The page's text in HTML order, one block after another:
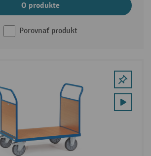
O produkte
Porovnať produkt